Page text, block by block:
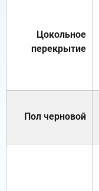
Цокольное
перекрытие
Пол черновой